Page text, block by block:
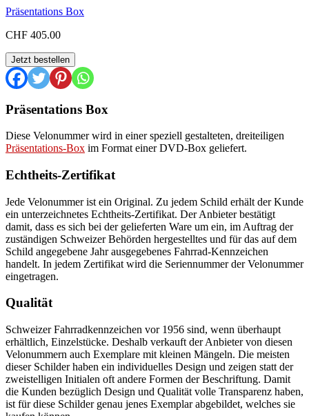
Präsentations Box
CHF 405.00
OW
1954
C
Jetzt bestellen
Präsentations Box
Diese Velonummer wird in einer speziell gestalteten, dreiteiligen
Präsentations-Box im Format einer DVD-Box geliefert.
Echtheits-Zertifikat
Jede Velonummer ist ein Original. Zu jedem Schild erhält der Kunde
ein unterzeichnetes Echtheits-Zertifikat. Der Anbieter bestätigt
damit, dass es sich bei der gelieferten Ware um ein, im Auftrag der
zuständigen Schweizer Behörden hergestelltes und für das auf dem
Schild angegebene Jahr ausgegebenes Fahrrad-Kennzeichen
handelt. In jedem Zertifikat wird die Seriennummer der Velonummer
eingetragen.
Qualität
Schweizer Fahrradkennzeichen vor 1956 sind, wenn überhaupt
erhältlich, Einzelstücke. Deshalb verkauft der Anbieter von diesen
Velonummern auch Exemplare mit kleinen Mängeln. Die meisten
dieser Schilder haben ein individuelles Design und zeigen statt der
zweistelligen Initialen oft andere Formen der Beschriftung. Damit
die Kunden bezüglich Design und Qualität volle Transparenz haben,
ist für diese Schilder genau jenes Exemplar abgebildet, welches sie